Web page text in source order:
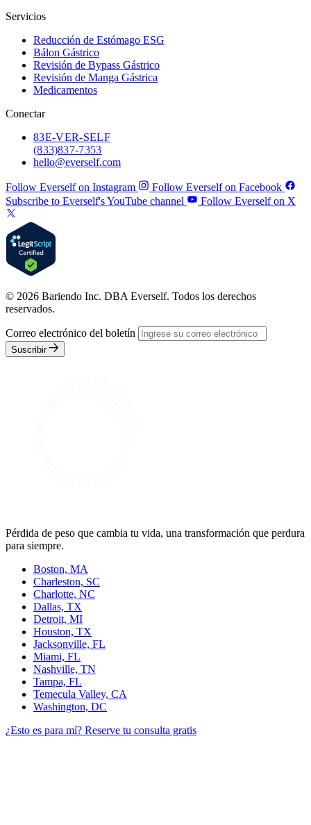
Servicios
Reducción de Estómago ESG
Bálon Gástrico
Revisión de Bypass Gástrico
Revisión de Manga Gástrica
Medicamentos
Conectar
83E-VER-SELF
(833) 837-7353
hello@everself.com
Follow Everself on Instagram
Follow Everself on Facebook
Subscribe to Everself's YouTube channel
Follow Everself on X
© 2026 Bariendo Inc. DBA Everself. Todos los derechos
reservados.
Correo electrónico del boletín
Suscribir
Pérdida de peso que cambia tu vida, una transformación que perdura
para siempre.
Boston, MA
Charleston, SC
Charlotte, NC
Dallas, TX
Detroit, MI
Houston, TX
Jacksonville, FL
Miami, FL
Nashville, TN
Tampa, FL
Temecula Valley, CA
Washington, DC
¿Esto es para mí? Reserve tu consulta gratis